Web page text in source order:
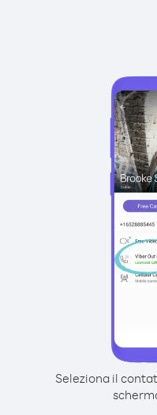
Seleziona il